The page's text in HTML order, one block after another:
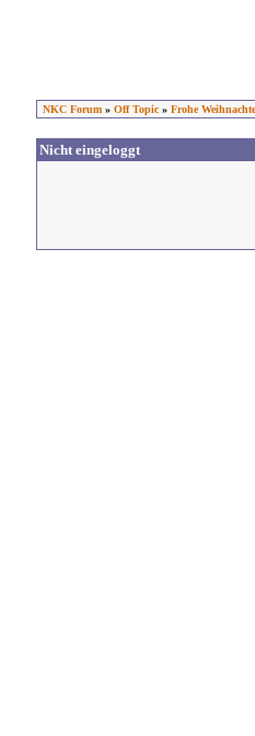
NKC Forum» Off Topic» Frohe
Nicht eingeloggt